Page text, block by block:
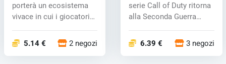
porterà un ecosistema
vivace in cui i giocatori
5.14 € 2 negozi
serie Call of Duty ritorna
alla Seconda Guerra
6.39 € 3 negozi